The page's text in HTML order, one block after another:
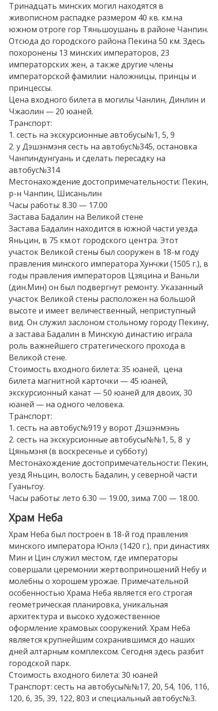
Тринадцать минских могил находятся в
живописном распадке размером 40 кв. км.на
южном отроге гор Тяньшоушань в районе Чанпин.
Отсюда до городского района Пекина 50 км. Здесь
похоронены 13 минских императоров, 23
императорских жен, а также другие члены
императорской фамилии: наложницы, принцы и
принцессы.
Цена входного билета в могилы Чанлин, Динлин и
Чжаолин — 20 юаней.
Транспорт:
1. сесть на экскурсионные автобусы№1, 5, 9
2. у Дэшэнмэня сесть на автобус№345, остановка
Чанпиндунгуань и сделать пересадку на
автобус№314
Местонахождение достопримечательности: Пекин,
р-н Чанпин, Шисаньлин
Часы работы: 8.30 — 17.00
Застава Бадалин на Великой стене
Застава Бадалин находится в южной части уезда
Яньцин, в 75 км.от городского центра. Этот
участок Великой стены был сооружен в 18-м году
правления минского императора Хунчжи (1505 г.), в
годы правления императоров Цзяцина и Ваньли
(дин.Мин) он был подвергнут ремонту. Указанный
участок Великой стены расположен на большой
высоте и имеет величественный, неприступный
вид. Он служил заслоном стольному городу Пекину,
а застава Бадалин в Минскую династию играла
роль важнейшего стратегического прохода в
Великой стене.
Стоимость входного билета: 35 юаней, цена
билета магнитной карточки — 45 юаней,
экскурсионный канат — 50 юаней для двоих, 30
юаней — на одного человека.
Транспорт:
1. сесть на автобус№919 у ворот Дэшэнмэнь
2. сесть на экскурсионные автобусы№№1, 5, 8 у
Цяньмэня (в воскресенье и субботу)
Местонахождение достопримечательности: Пекин,
уезд Яньцин, волость Бадалин, у северной части
Гуаньгоу.
Часы работы: лето 6.30 — 19.00, зима 7.00 — 18.00.
Храм Неба
Храм Неба был построен в 18-й год правления
минского императора Юнлэ (1420 г.), при династиях
Мин и Цин служил местом, где императоры
совершали церемонии жертвоприношений Небу и
молебны о хорошем урожае. Примечательной
особенностью Храма Неба является его строгая
геометрическая планировка, уникальная
архитектура и высоко художественное
оформление храмовых сооружений. Храм Неба
является крупнейшим сохранившимся до наших
дней алтарным комплексом. Сегодня здесь разбит
городской парк.
Стоимость входного билета: 30 юаней
Транспорт: сесть на автобусы№№17, 20, 54, 106, 116,
120, 6, 35, 39, 122, 803 и специальный автобус№3.